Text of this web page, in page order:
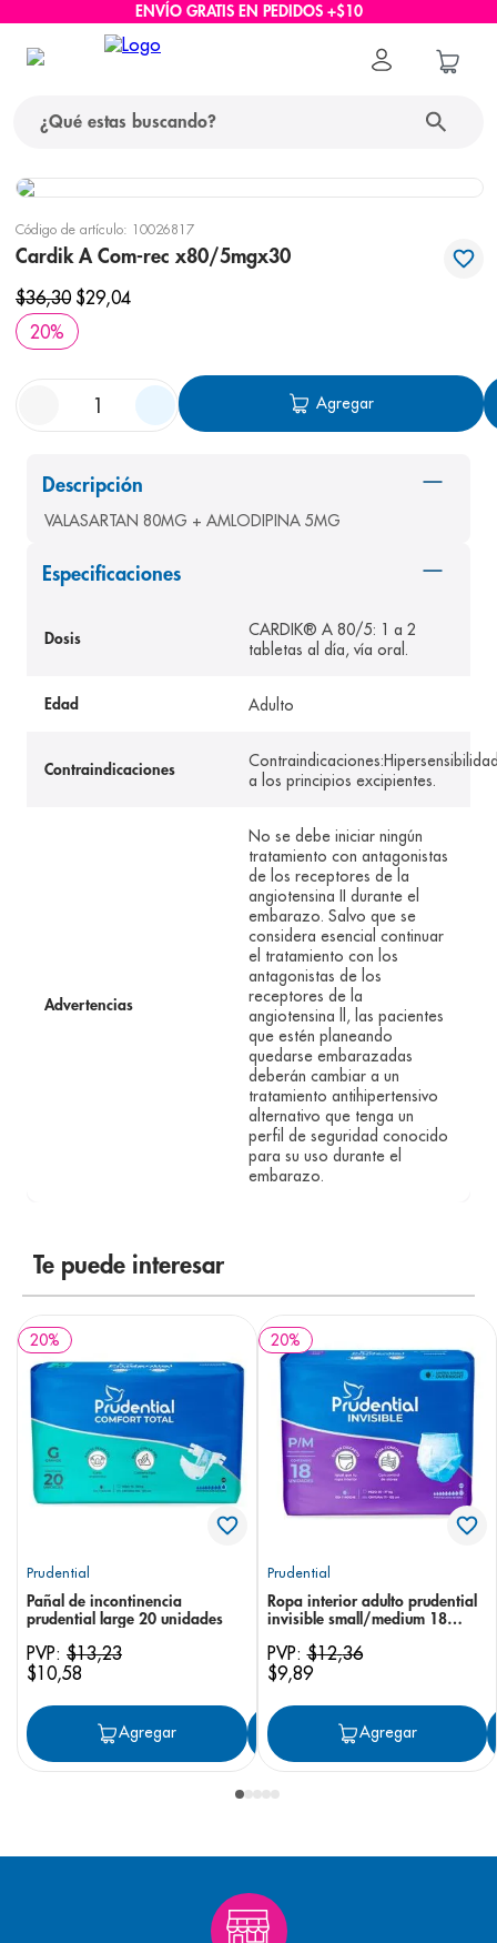
ENVÍO GRATIS EN PEDIDOS +$10
Código de artículo: 10026817
Cardik A Com-rec x80/5mgx30
$36,30 $29,04
20%
Agregar
Descripción
VALASARTAN 80MG + AMLODIPINA 5MG
Especificaciones
Dosis
CARDIK® A 80/5: 1 a 2
tabletas al día, vía oral.
Edad Adulto
Contraindicaciones
a los principios excipientes.
Advertencias
No se debe iniciar ningún
tratamiento con antagonistas
de los receptores de la
angiotensina II durante el
embarazo. Salvo que se
considera esencial continuar
el tratamiento con los
antagonistas de los
receptores de la
angiotensina ll, las pacientes
que estén planeando
quedarse embarazadas
deberán cambiar a un
tratamiento antihipertensivo
alternativo que tenga un
perfil de seguridad conocido
para su uso durante el
embarazo.
Te puede interesar
20%
Prudential
Pañal de incontinencia
prudential large 20 unidades
PVP: $13,23
$10,58
Agregar Agregar
20%
Prudential
Ropa interior adulto prudential
invisible small/medium 18
PVP:$12,36
$9,89
Agregar
términos más buscados
1. protector solar
2. pañales
3. eucerin
nivea
7. shampoo
8. desodorante
pediasure